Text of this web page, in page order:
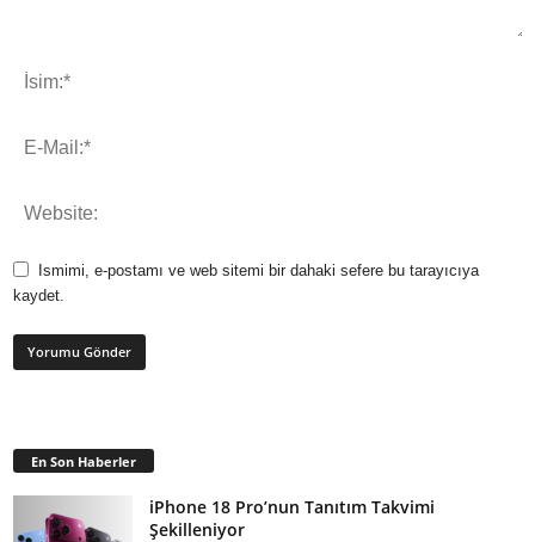
Ismimi, e-postamı ve web sitemi bir dahaki sefere bu tarayıcıya
kaydet.
En Son Haberler
iPhone 18 Pro’nun Tanıtım Takvimi
Şekilleniyor